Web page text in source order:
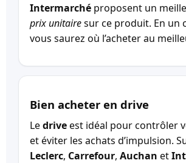
Intermarché proposent un
prix unitairesur ce produit. En un
vous saurez où l’acheter au
Bien acheter en drive
Ledriveest idéal pour contrôler
et éviter les achats d’impulsion.
Leclerc, Carrefour, Auchan et